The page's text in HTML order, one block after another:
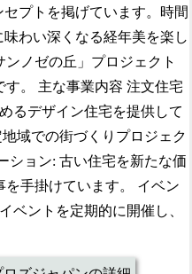
セプトを掲げています。時間
味わい深くなる経年美を楽し
ノゼの丘」プロジェクト
。 主な事業内容 注文住宅
るデザイン住宅を提供して
域での街づくりプロジェク
ション: 古い住宅を新たな価
手掛けています。 イベン
ベントを定期的に開催し、